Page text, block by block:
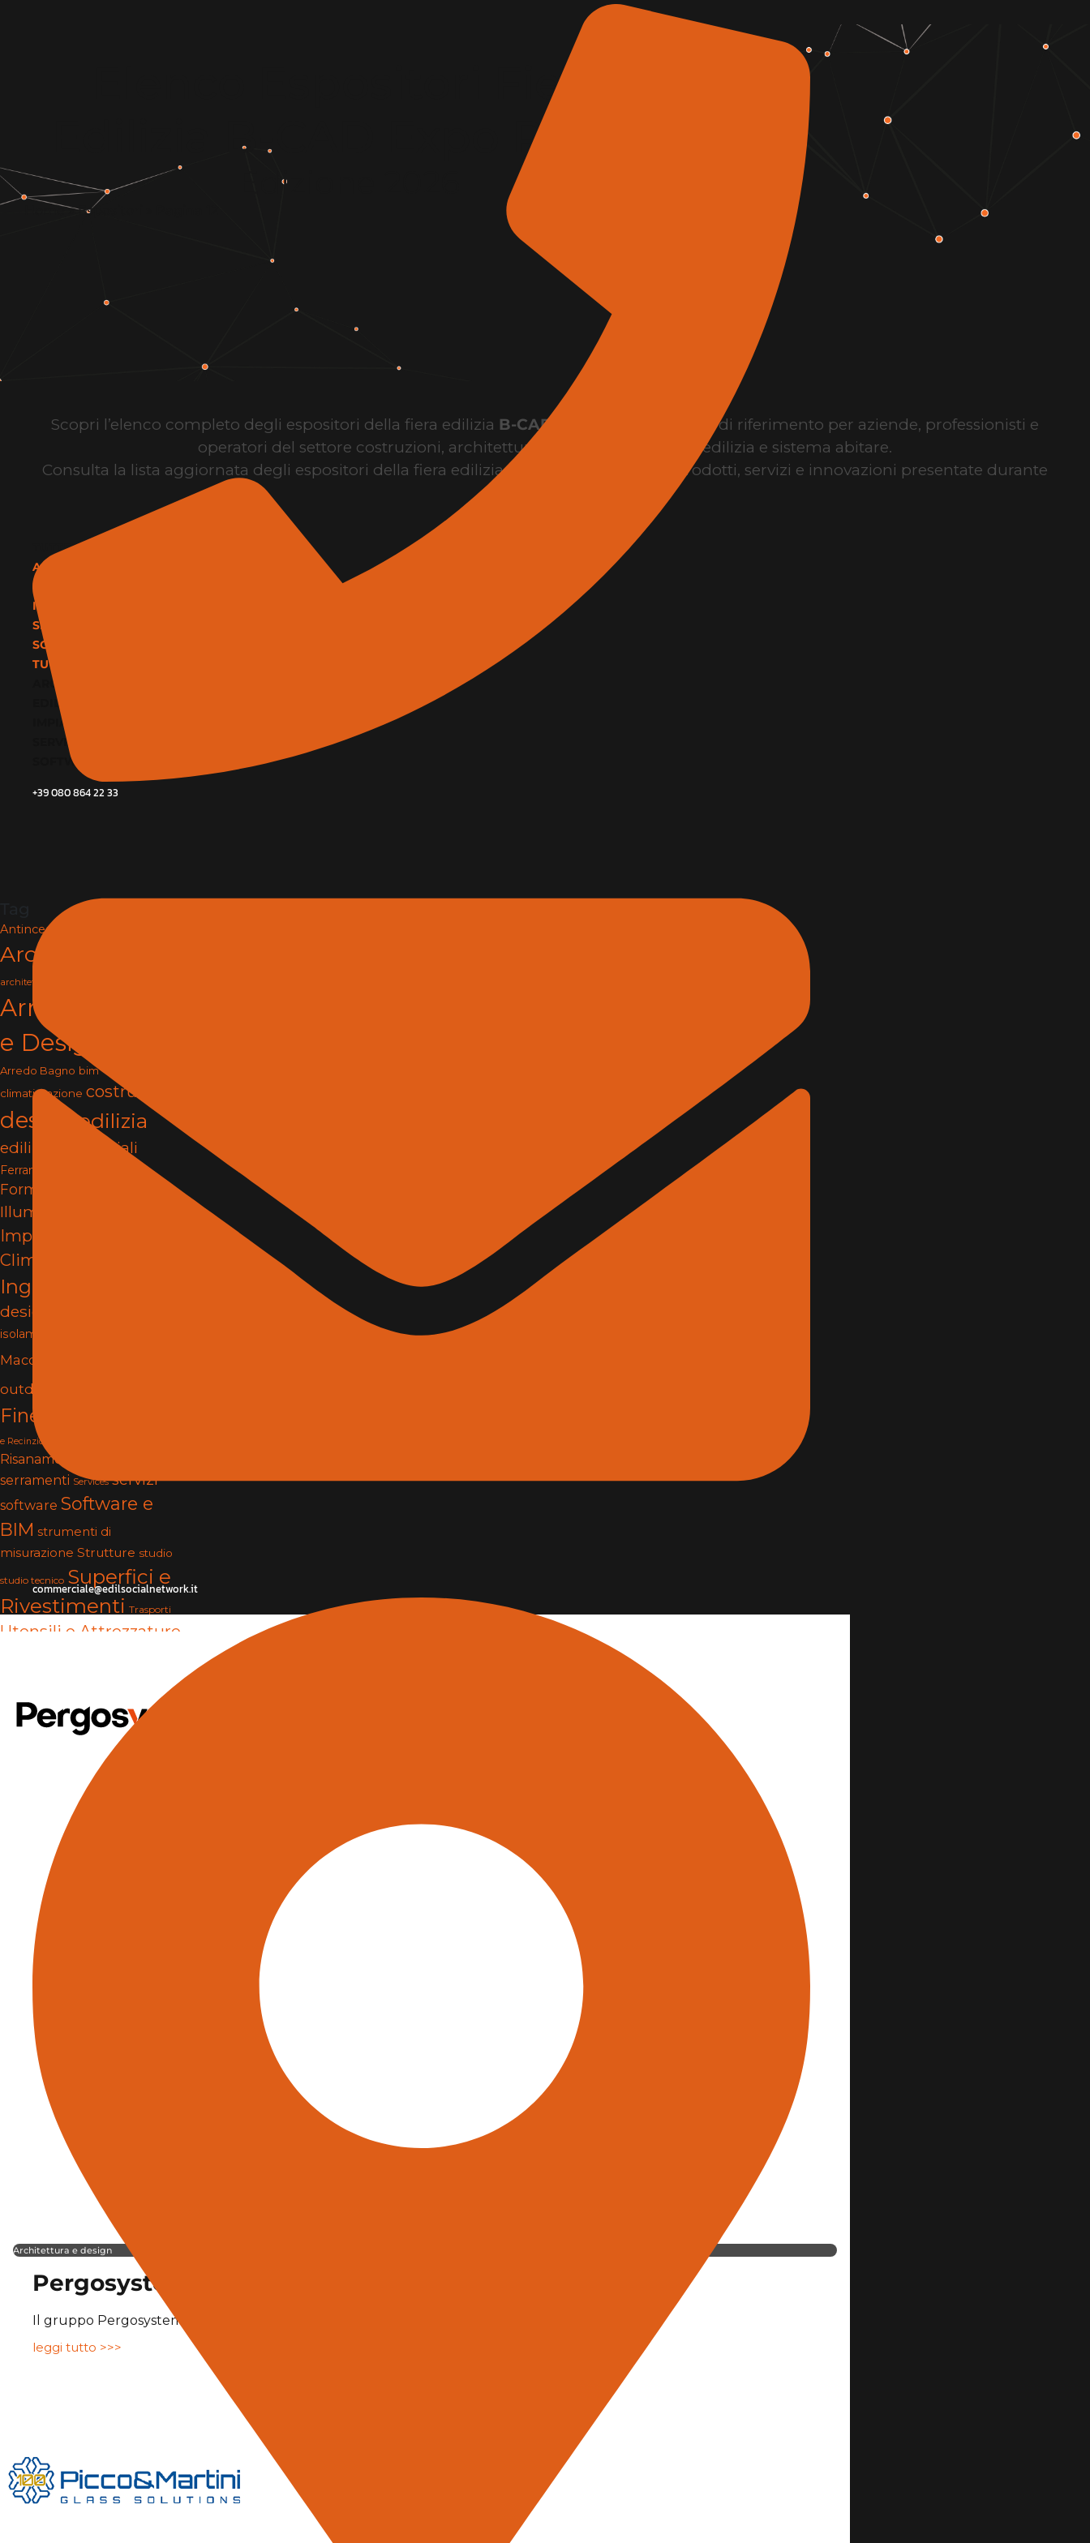
+39 080 864 22 33
commerciale@edilsocialnetwork.it
Elenco Espositori Fiera
Edilizia B-CAD Expo Roma
Edizione 2026
Home»Espositori
Scopri l’elenco completo degli espositori della fiera edilizia B-CAD Expo Roma
, il punto di riferimento per aziende, professionisti e
operatori del settore costruzioni, architettura, design, innovazione edilizia e sistema abitare.
Consulta la lista aggiornata degli espositori della fiera edilizia per conoscere brand, prodotti, servizi e innovazioni presentate durante
TUTTE LE CATEGORIE
ARCHITETTURA E DESIGN
EDILIZIA E MATERIALI
IMPIANTI E CLIMATIZZAZIONE
SERVIZI
SOFTWARE E BIM
TUTTE LE CATEGORIE
ARCHITETTURA E DESIGN
EDILIZIA E MATERIALI
IMPIANTI E CLIMATIZZAZIONE
SERVIZI
SOFTWARE E BIM
Antincendio e Sicurezza
Architettura
architettura e design
Arredamento
e Design
Arredo Bagno bim
climatizzazione costruzioni
designedilizia
edilizia e materiali
Ferramenta e Fissaggi
Formazione
Illuminazione
Impianti e
Climatizzazione
Ingegneria
design
isolamento termico
Macchine
outdoor
Finestre
e Recinzioni
Risanamento e Restauro
serramenti Services servizi
software Software e
BIM strumenti di
misurazione Strutture studio
studio tecnico Superfici e
Rivestimenti Trasporti
Utensili e Attrezzature
Architettura e design
Pergosystem
Il gruppo Pergosystem nasce intorno all’azienda “Alpha Design and Shadow” e “Satev
leggi tutto >>>